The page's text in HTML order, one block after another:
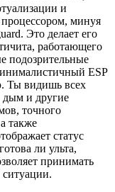
и
минуя
Это делает его
работающего
подозрительные
ESP
Ты видишь всех
дым и другие
точного
также
статус
ли ульта,
принимать